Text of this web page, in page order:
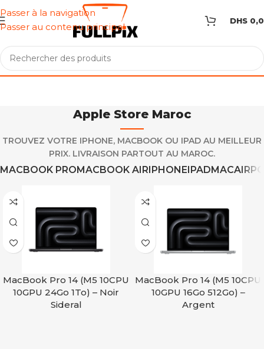
Passer à la navigation
Passer au contenu principal
DHS
Apple Store Maroc
TROUVEZ VOTRE IPHONE, MACBOOK OU IPAD AU MEILLEUR
PRIX. LIVRAISON PARTOUT AU MAROC.
MACBOOK PROMACBOOK AIRIPHONEIPADMAC
MacBook Pro 14 (M5 10CPU
10GPU 24Go 1To) – Noir
Sideral
MacBook Pro 14 (M5 10CPU
10GPU 16Go 512Go) –
Argent